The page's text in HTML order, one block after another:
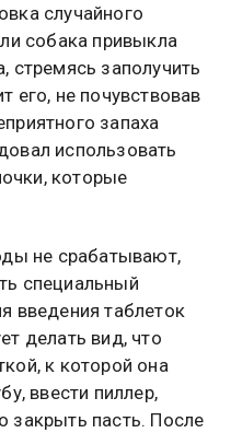
случайного
собака привыкла
стремясь заполучить
его, не почувствовав
запаха
использовать
которые
не срабатывают,
специальный
введения таблеток
делать вид, что
к которой она
ввести пиллер,
закрыть пасть. После